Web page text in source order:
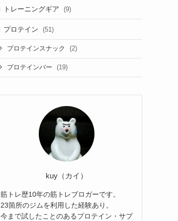
トレーニングギア (9)
プロテイン (51)
プロテインスナック (2)
プロテインバー (19)
kuy（カイ）
筋トレ歴10年の筋トレブロガーです。
23箇所のジムを利用した経験あり。
今まで試したことのあるプロテイン・サプ